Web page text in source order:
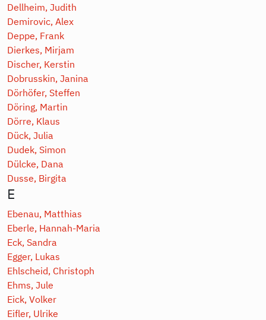
Dellheim, Judith
Demirovic, Alex
Deppe, Frank
Dierkes, Mirjam
Discher, Kerstin
Dobrusskin, Janina
Dörhöfer, Steffen
Döring, Martin
Dörre, Klaus
Dück, Julia
Dudek, Simon
Dülcke, Dana
Dusse, Birgita
E
Ebenau, Matthias
Eberle, Hannah-Maria
Eck, Sandra
Egger, Lukas
Ehlscheid, Christoph
Ehms, Jule
Eick, Volker
Eifler, Ulrike